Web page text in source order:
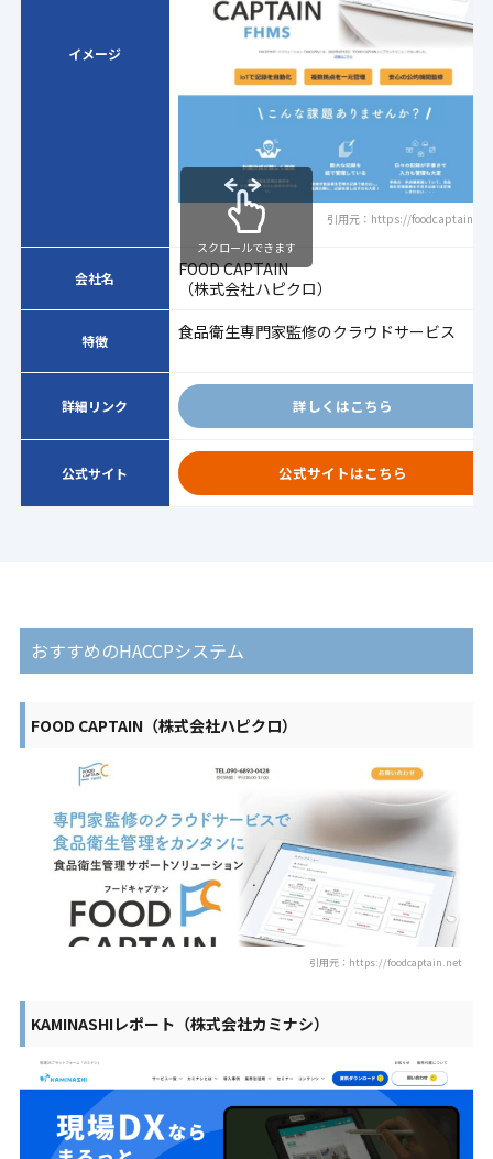
イメージ
引用元：https://
会社名
FOOD CAPTAIN
（株式会社ハピクロ）
特徴 食品衛生専門家監修のクラウドサービス
詳細リンク 詳しくはこちら
公式サイト 公式サイトはこちら
スクロールできます
おすすめのHACCPシステム
FOOD CAPTAIN（株式会社ハピクロ）
引用元：https://foodcaptain.net
KAMINASHIレポート（株式会社カミナシ）